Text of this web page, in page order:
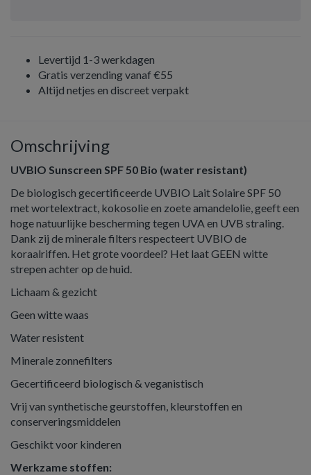
Levertijd 1-3 werkdagen
Gratis verzending vanaf €55
Altijd netjes en discreet verpakt
Omschrijving
UVBIO Sunscreen SPF 50 Bio (water resistant)
De biologisch gecertificeerde UVBIO Lait Solaire SPF 50
met wortelextract, kokosolie en zoete amandelolie, geeft een
hoge natuurlijke bescherming tegen UVA en UVB straling.
Dank zij de minerale filters respecteert UVBIO de
koraalriffen. Het grote voordeel? Het laat GEEN witte
strepen achter op de huid.
Lichaam & gezicht
Geen witte waas
Water resistent
Minerale zonnefilters
Gecertificeerd biologisch & veganistisch
Vrij van synthetische geurstoffen, kleurstoffen en
conserveringsmiddelen
Geschikt voor kinderen
Werkzame stoffen: